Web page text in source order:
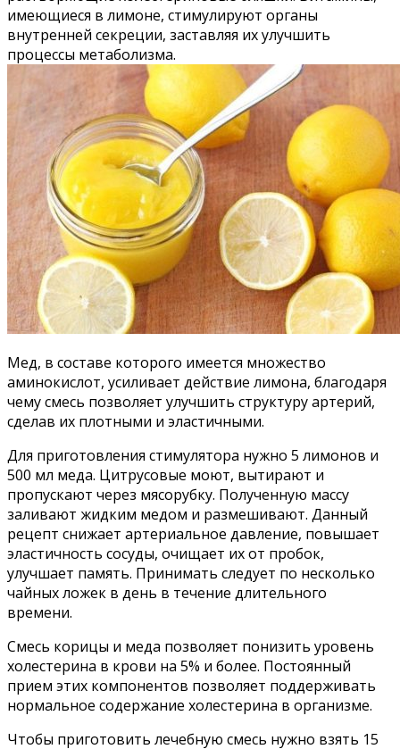
имеющиеся в лимоне, стимулируют органы
внутренней секреции, заставляя их улучшить
процессы метаболизма.
Мед, в составе которого имеется множество
аминокислот, усиливает действие лимона, благодаря
чему смесь позволяет улучшить структуру артерий,
сделав их плотными и эластичными.
Для приготовления стимулятора нужно 5 лимонов и
500 мл меда. Цитрусовые моют, вытирают и
пропускают через мясорубку. Полученную массу
заливают жидким медом и размешивают. Данный
рецепт снижает артериальное давление, повышает
эластичность сосуды, очищает их от пробок,
улучшает память. Принимать следует по несколько
чайных ложек в день в течение длительного
времени.
Смесь корицы и меда позволяет понизить уровень
холестерина в крови на 5% и более. Постоянный
прием этих компонентов позволяет поддерживать
нормальное содержание холестерина в организме.
Чтобы приготовить лечебную смесь нужно взять 15